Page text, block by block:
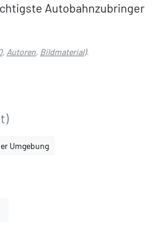
Autobahnzubringer
, Autoren, Bildmaterial).
Umgebung